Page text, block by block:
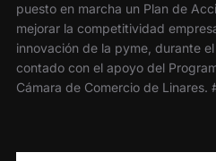
puesto en marcha un Plan de
mejorar la competitividad
innovación de la pyme, durante
contado con el apoyo del
Cámara de Comercio de Linares.